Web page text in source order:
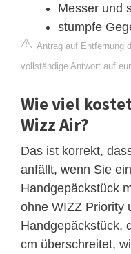
Messer und
stumpfe
Antrag auf Entfernung
vollständige Antwort auf
Wie viel
Wizz Air?
Das ist korrekt,
anfällt, wenn Sie
Handgepäckstück
ohne WIZZ Priority
Handgepäckstück,
cm überschreitet,